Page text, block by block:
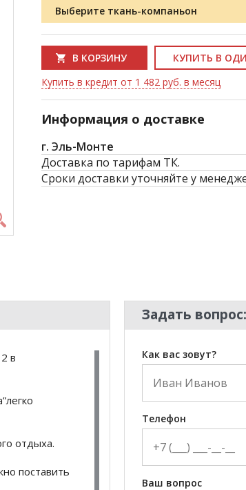
Выберите ткань-компаньон
В КОРЗИНУ
КУПИТЬ В
Купить в кредит от 1 482 руб. в месяц
Информация о доставке
г. Эль-Монте
Доставка по тарифам ТК.
Сроки доставки уточняйте у
в
отдыха.
поставить
Задать вопрос:
Как вас зовут?
Телефон
Ваш вопрос